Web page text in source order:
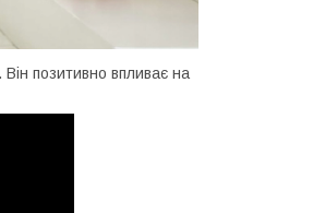
позитивно впливає на